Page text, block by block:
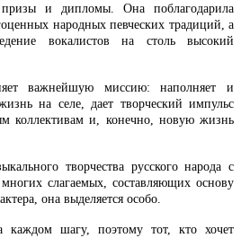
призы и дипломы. Она поблагодарила
народных певческих традиций, а
вокалистов на столь высокий
важнейшую миссию: наполняет и
на селе, дает творческий импульс
коллективам и, конечно, новую жизнь
творчества русского народа с
слагаемых, составляющих основу
она выделяется особо.
шагу, поэтому тот, кто хочет